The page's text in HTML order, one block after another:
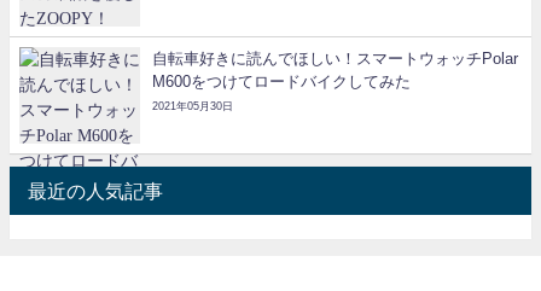
自転車好きに読んでほしい！スマートウォッチPolar
M600をつけてロードバイクしてみた
2021年05月30日
最近の人気記事